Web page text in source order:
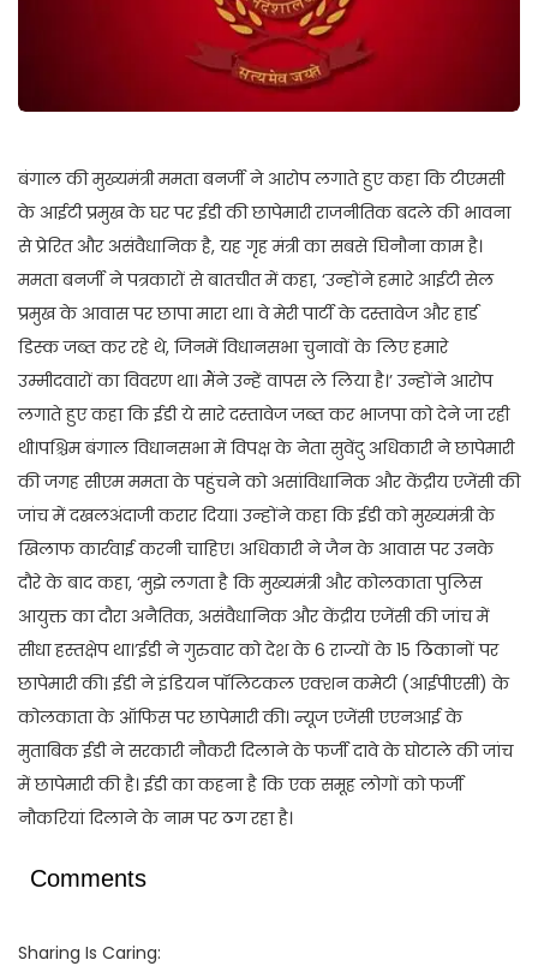
बंगाल की मुख्यमंत्री ममता बनर्जी ने आरोप लगाते हुए कहा कि टीएमसी
के आईटी प्रमुख के घर पर ईडी की छापेमारी राजनीतिक बदले की भावना
से प्रेरित और असंवैधानिक है, यह गृह मंत्री का सबसे घिनौना काम है।
ममता बनर्जी ने पत्रकारों से बातचीत में कहा, ‘उन्होंने हमारे आईटी सेल
प्रमुख के आवास पर छापा मारा था। वे मेरी पार्टी के दस्तावेज और हार्ड
डिस्क जब्त कर रहे थे, जिनमें विधानसभा चुनावों के लिए हमारे
उम्मीदवारों का विवरण था। मैंने उन्हें वापस ले लिया है।’ उन्होंने आरोप
लगाते हुए कहा कि ईडी ये सारे दस्तावेज जब्त कर भाजपा को देने जा रही
थी।पश्चिम बंगाल विधानसभा में विपक्ष के नेता सुवेंदु अधिकारी ने छापेमारी
की जगह सीएम ममता के पहुंचने को असांविधानिक और केंद्रीय एजेंसी की
जांच में दखलअंदाजी करार दिया। उन्होंने कहा कि ईडी को मुख्यमंत्री के
खिलाफ कार्रवाई करनी चाहिए। अधिकारी ने जैन के आवास पर उनके
दौरे के बाद कहा, ‘मुझे लगता है कि मुख्यमंत्री और कोलकाता पुलिस
आयुक्त का दौरा अनैतिक, असंवैधानिक और केंद्रीय एजेंसी की जांच में
सीधा हस्तक्षेप था।’ईडी ने गुरुवार को देश के 6 राज्यों के 15 ठिकानों पर
छापेमारी की। ईडी ने इंडियन पॉलिटकल एक्शन कमेटी (आईपीएसी) के
कोलकाता के ऑफिस पर छापेमारी की। न्यूज एजेंसी एएनआई के
मुताबिक ईडी ने सरकारी नौकरी दिलाने के फर्जी दावे के घोटाले की जांच
में छापेमारी की है। ईडी का कहना है कि एक समूह लोगों को फर्जी
नौकरियां दिलाने के नाम पर ठग रहा है।
Comments
Sharing Is Caring: